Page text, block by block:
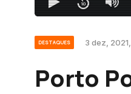
DESTAQUES 3 dez,
Porto